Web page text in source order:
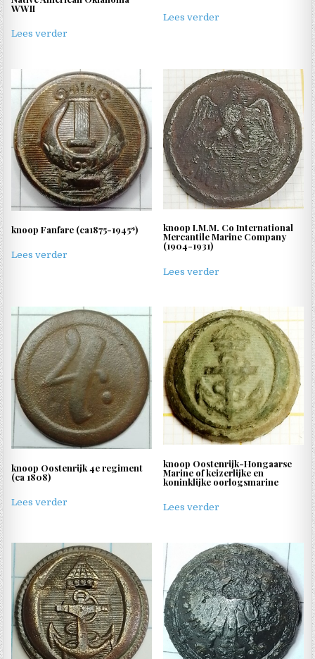
WWII
Lees verder
Lees verder
knoop Fanfare (ca1875-1945*)
Lees verder
knoop I.M.M. Co International
Mercantile Marine Company
(1904-1931)
Lees verder
knoop Oostenrijk 4e regiment
(ca 1808)
Lees verder
knoop Oostenrijk-Hongaarse
Marine of keizerlijke en
koninklijke oorlogsmarine
Lees verder